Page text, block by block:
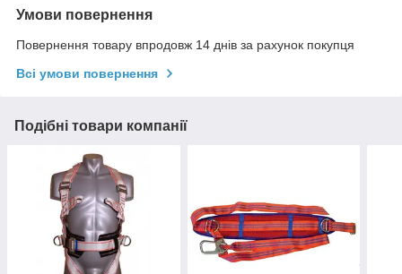
Умови повернення
Повернення товару впродовж 14 днів за рахунок покупця
Всі умови повернення
Подібні товари компанії